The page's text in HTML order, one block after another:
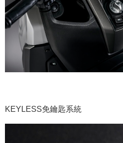
KEYLESS免鑰匙系統